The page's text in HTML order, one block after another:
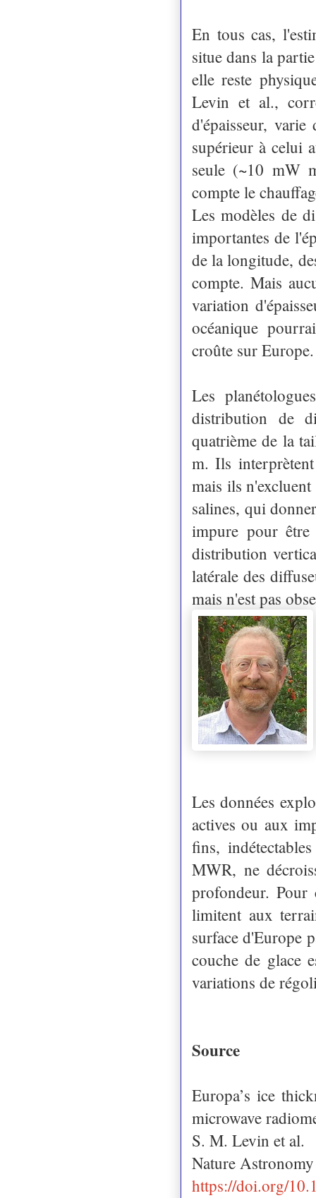
En tous cas,
situe dans la
elle reste
Levin et al.,
d'épaisseur,
supérieur à celui
seule (~10 mW
compte le
Les modèles de
importantes de
de la longitude,
compte. Mais
variation
océanique
croûte sur Europe.
Les
distribution de
quatrième de la
m. Ils
mais ils
salines, qui
impure pour
distribution
latérale des
mais n'est pas
Les données
actives ou aux
fins,
MWR, ne
profondeur. Pour
limitent aux
surface d'Europe
couche de glace
variations de
Source
Europa’s ice
microwave
S. M. Levin et al.
Nature
https://doi.org/